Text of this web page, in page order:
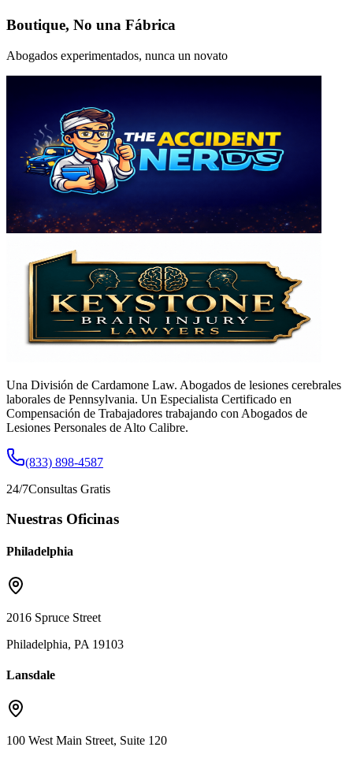
Boutique, No una Fábrica
Abogados experimentados, nunca un novato
Una División de Cardamone Law. Abogados de lesiones cerebrales
laborales de Pennsylvania. Un Especialista Certificado en
Compensación de Trabajadores trabajando con Abogados de
Lesiones Personales de Alto Calibre.
(833) 898-4587
24/7Consultas Gratis
Nuestras Oficinas
Philadelphia
2016 Spruce Street
Philadelphia, PA 19103
Lansdale
100 West Main Street, Suite 120